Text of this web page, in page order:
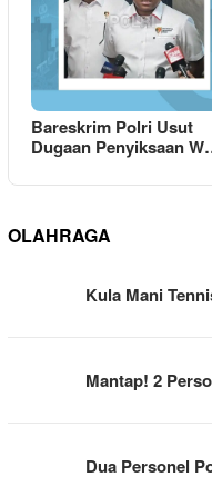
Bareskrim Polri Usut
Dugaan Penyiksaan
OLAHRAGA
Kula Mani
Mantap! 2
Dua Personel